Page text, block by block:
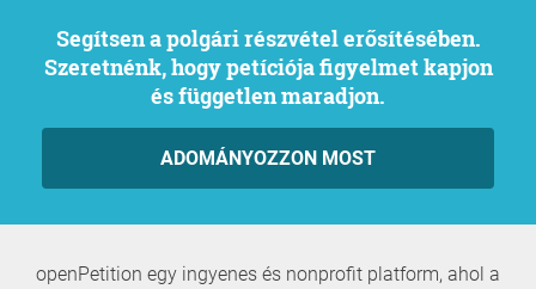
Segítsen a polgári részvétel erősítésében.
Szeretnénk, hogy petíciója figyelmet kapjon
és független maradjon.
ADOMÁNYOZZON MOST
openPetition egy ingyenes és nonprofit platform, ahol a